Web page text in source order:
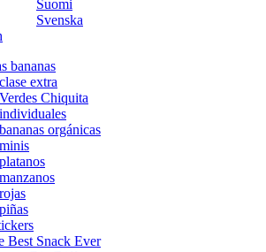
Suomi
Svenska
bananas
extra
Chiquita
orgánicas
Best Snack Ever